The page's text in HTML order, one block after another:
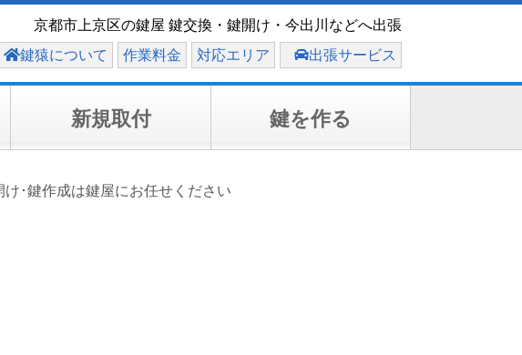
京都市上京区の鍵屋 鍵交換・鍵開け・今出川などへ出張
鍵猿について
作業料金 対応エリア 出張サービス
新規取付 鍵を作る